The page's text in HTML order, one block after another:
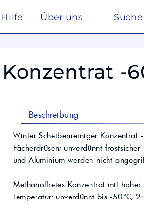
Hilfe Über uns Suche
Pflege, Reinigung und Optimierung
Frostschutz
Alkylatbenzin
Industrieöle
Traktoröle
Hydrauliköle
Schmierfette
in
Individuelle
Immersion
elf Glysantin
Mobil
REFLEX Total
-
Beschreibung
Winter Scheibenreiniger Konzentrat
Fächerdrüsen; unverdünnt
und Aluminium werden nicht
Methanolfreies Konzentrat mit
Temperatur: unverdünnt bis -50°C,